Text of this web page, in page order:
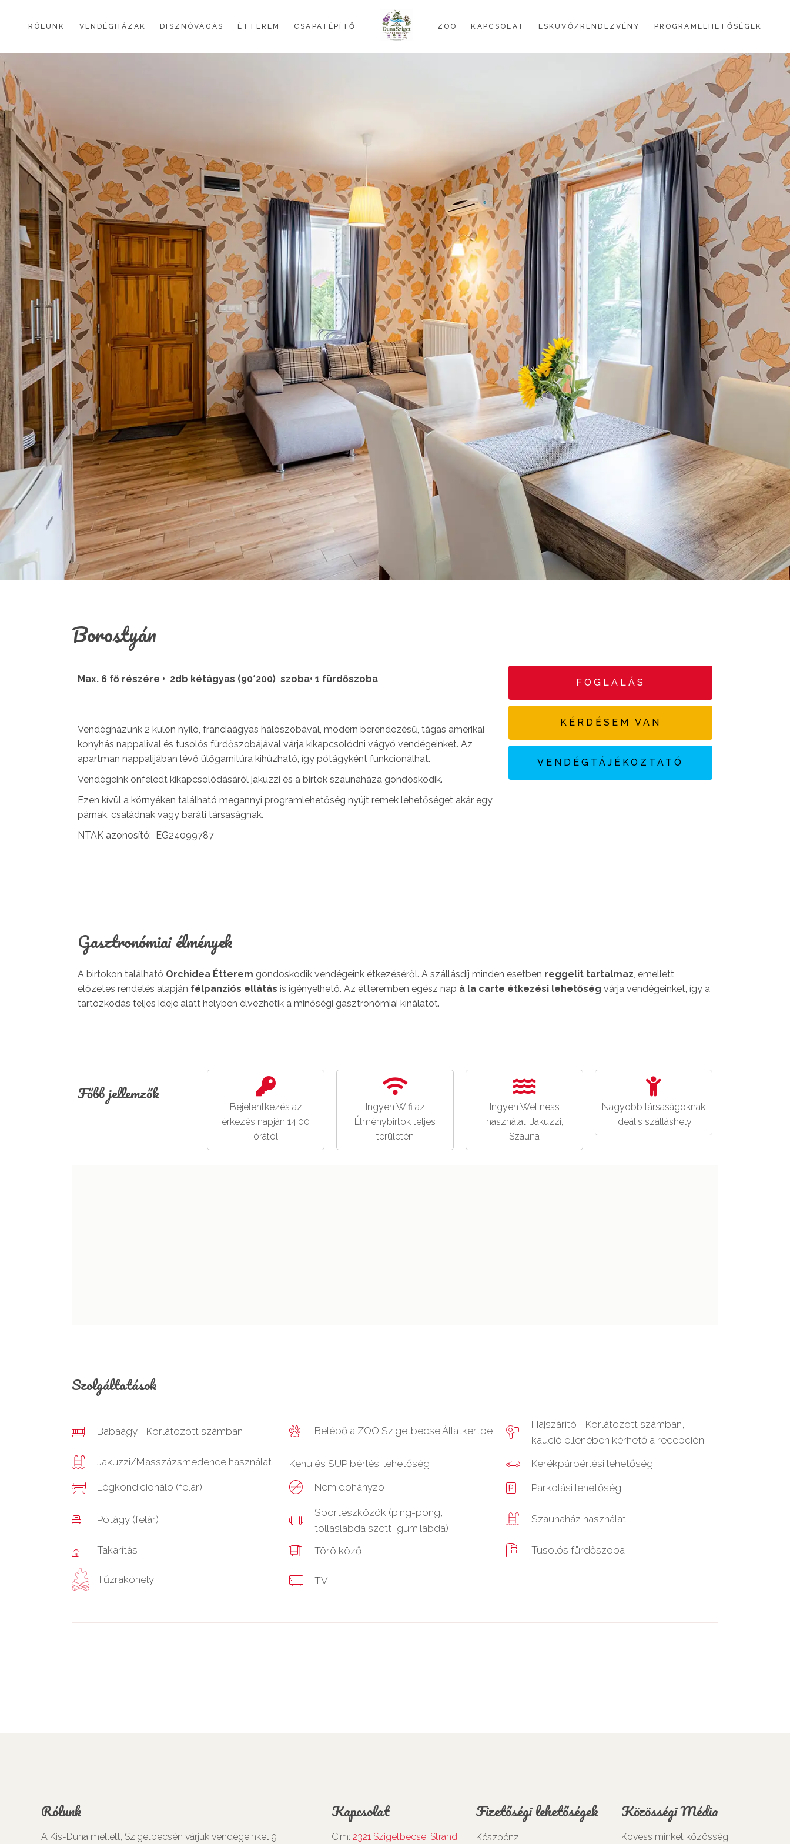
RÓLUNK VENDÉGHÁZAK
SZÁZSZORSZÉP
LILIOM
MARGARÉTA I.
NEFELEJCS I.
MARGARÉTA II. ÉS NEFELEJCS II.
ÁLTALÁNOS SZERZŐDÉSI FELTÉTELEK
DISZNÓVÁGÁS ÉTTEREM CSAPATÉPÍTŐ ZOO KAPCSOLAT ESKÜVŐ/RENDEZVÉNY PROGRAMLEHETŐSÉGEK
BOROSTYÁN
NEFELEJCS I.
MARGARÉTA II. ÉS NEFELEJCS II.
ÁLTALÁNOS SZERZŐDÉSI FELTÉTELEK
Borostyán
Max. 6 fő részére • 2db kétágyas (90*200) szoba• 1 fürdőszoba
Vendégházunk 2 külön nyíló, franciaágyas hálószobával, modern berendezésű, tágas amerikai
konyhás nappalival és tusolós fürdőszobájával várja kikapcsolódni vágyó vendégeinket. Az
apartman nappalijában lévő ülőgarnitúra kihúzható, így pótágyként funkcionálhat.
Vendégeink önfeledt kikapcsolódásáról jakuzzi és a birtok szaunaháza gondoskodik.
Ezen kívül a környéken található megannyi programlehetőség nyújt remek lehetőséget akár egy
párnak, családnak vagy baráti társaságnak.
NTAK azonosító: EG24099787
FOGLALÁS
KÉRDÉSEM VAN
VENDÉGTÁJÉKOZTATÓ
Gasztronómiai élmények
A birtokon található Orchidea Étterem gondoskodik vendégeink étkezéséről. A szállásdíj minden esetben reggelit tartalmaz, emellett
előzetes rendelés alapján félpanziós ellátás is igényelhető. Az étteremben egész nap à la carte étkezési lehetőség várja vendégeinket, így a
tartózkodás teljes ideje alatt helyben élvezhetik a minőségi gasztronómiai kínálatot.
Főbb jellemzők
Bejelentkezés az
érkezés napján 14:00
órától
Ingyen Wifi az
Élménybirtok teljes
területén
Ingyen Wellness
használat: Jakuzzi,
Szauna
Nagyobb társaságoknak
ideális szálláshely
Szolgáltatások
Babaágy - Korlátozott számban Belépő a ZOO Szigetbecse Állatkertbe
Hajszárító - Korlátozott számban,
kaució ellenében kérhető a recepción.
Jakuzzi/Masszázsmedence használat
Kenu és SUP bérlési lehetőség Kerékpárbérlési lehetőség
Légkondicionáló (felár) Nem dohányzó Parkolási lehetőség
Pótágy (felár)
Sporteszközök (ping-pong,
tollaslabda szett, gumilabda)
Szaunaház használat
Takarítás Törölköző Tusolós fürdőszoba
Tűzrakóhely TV
Rólunk
A Kis-Duna mellett, Szigetbecsén várjuk vendégeinket 9
Kapcsolat
Cím: 2321 Szigetbecse, Strand
Fizetőségi lehetőségek
Készpénz
Közösségi Média
Kövess minket közösségi